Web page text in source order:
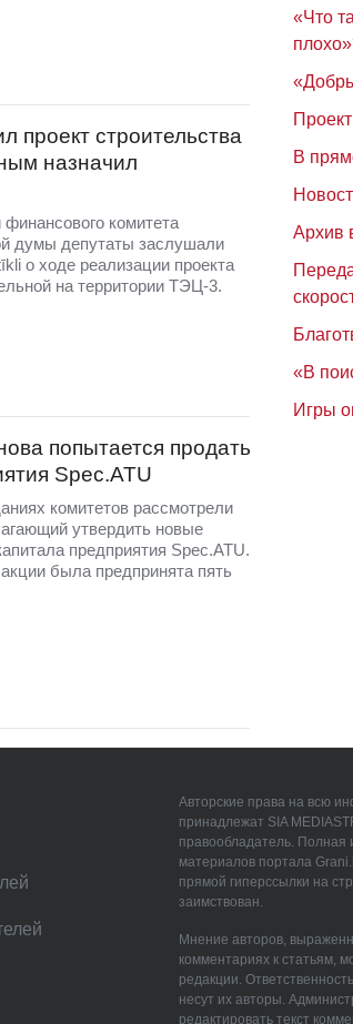
проект строительства
назначил
комитета
думы депутаты заслушали
о ходе реализации проекта
на территории ТЭЦ-3.
попытается продать
Spec.ATU
комитетов рассмотрели
утвердить новые
предприятия Speс.ATU.
была предпринята пять
«Что
плохо»
В
Архив
«В
Игры
Авторские права на всю
принадлежат SIA
правообладатель. Полная
материалов портала
прямой гиперссылки на
заимствован.
Мнение авторов,
комментариях к статьям,
редакции.
несут их авторы.
редактировать текст